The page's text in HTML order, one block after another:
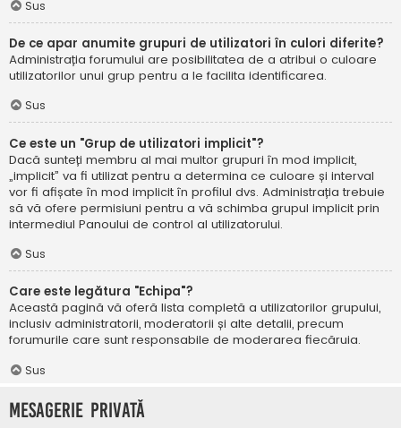
Sus
De ce apar anumite grupuri de utilizatori în culori diferite?
Administrația forumului are posibilitatea de a atribui o culoare
utilizatorilor unui grup pentru a le facilita identificarea.
Sus
Ce este un "Grup de utilizatori implicit"?
Dacă sunteți membru al mai multor grupuri în mod implicit,
„implicit” va fi utilizat pentru a determina ce culoare și interval
vor fi afișate în mod implicit în profilul dvs. Administrația trebuie
să vă ofere permisiuni pentru a vă schimba grupul implicit prin
intermediul Panoului de control al utilizatorului.
Sus
Care este legătura "Echipa"?
Această pagină vă oferă lista completă a utilizatorilor grupului,
inclusiv administratorii, moderatorii și alte detalii, precum
forumurile care sunt responsabile de moderarea fiecăruia.
Sus
Mesagerie privată